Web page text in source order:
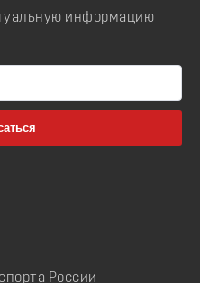
информацию
России